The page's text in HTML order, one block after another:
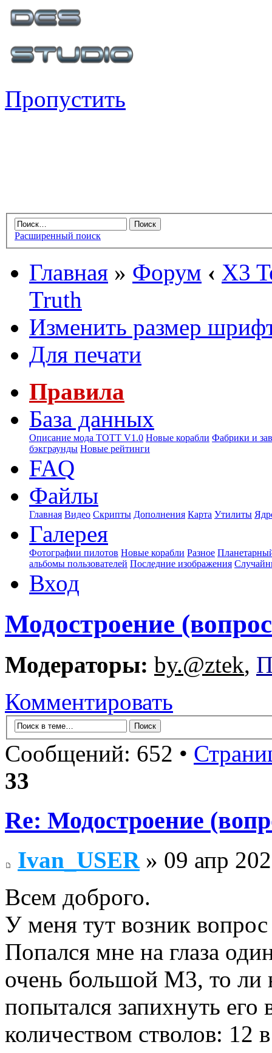
Пропустить
Расширенный поиск
Главная » Форум ‹ X3
Truth
Изменить размер
Для печати
Правила
База данных
Описание мода ТОТТ V1.0 Новые корабли Фабрики и
бэкграунды Новые рейтинги
FAQ
Файлы
Главная Видео Скрипты Дополнения Карта Утилиты
Галерея
Фотографии пилотов Новые корабли Разное
альбомы пользователей Последние изображения
Вход
Модостроение
Модераторы: by.@ztek,
Комментировать
Сообщений: 652 •
33
Re: Модостроение
Ivan_USER» 09 апр
Всем доброго.
У меня тут возник
Попался мне на глаза
очень большой М3, то
попытался запихнуть
количеством стволов: 12